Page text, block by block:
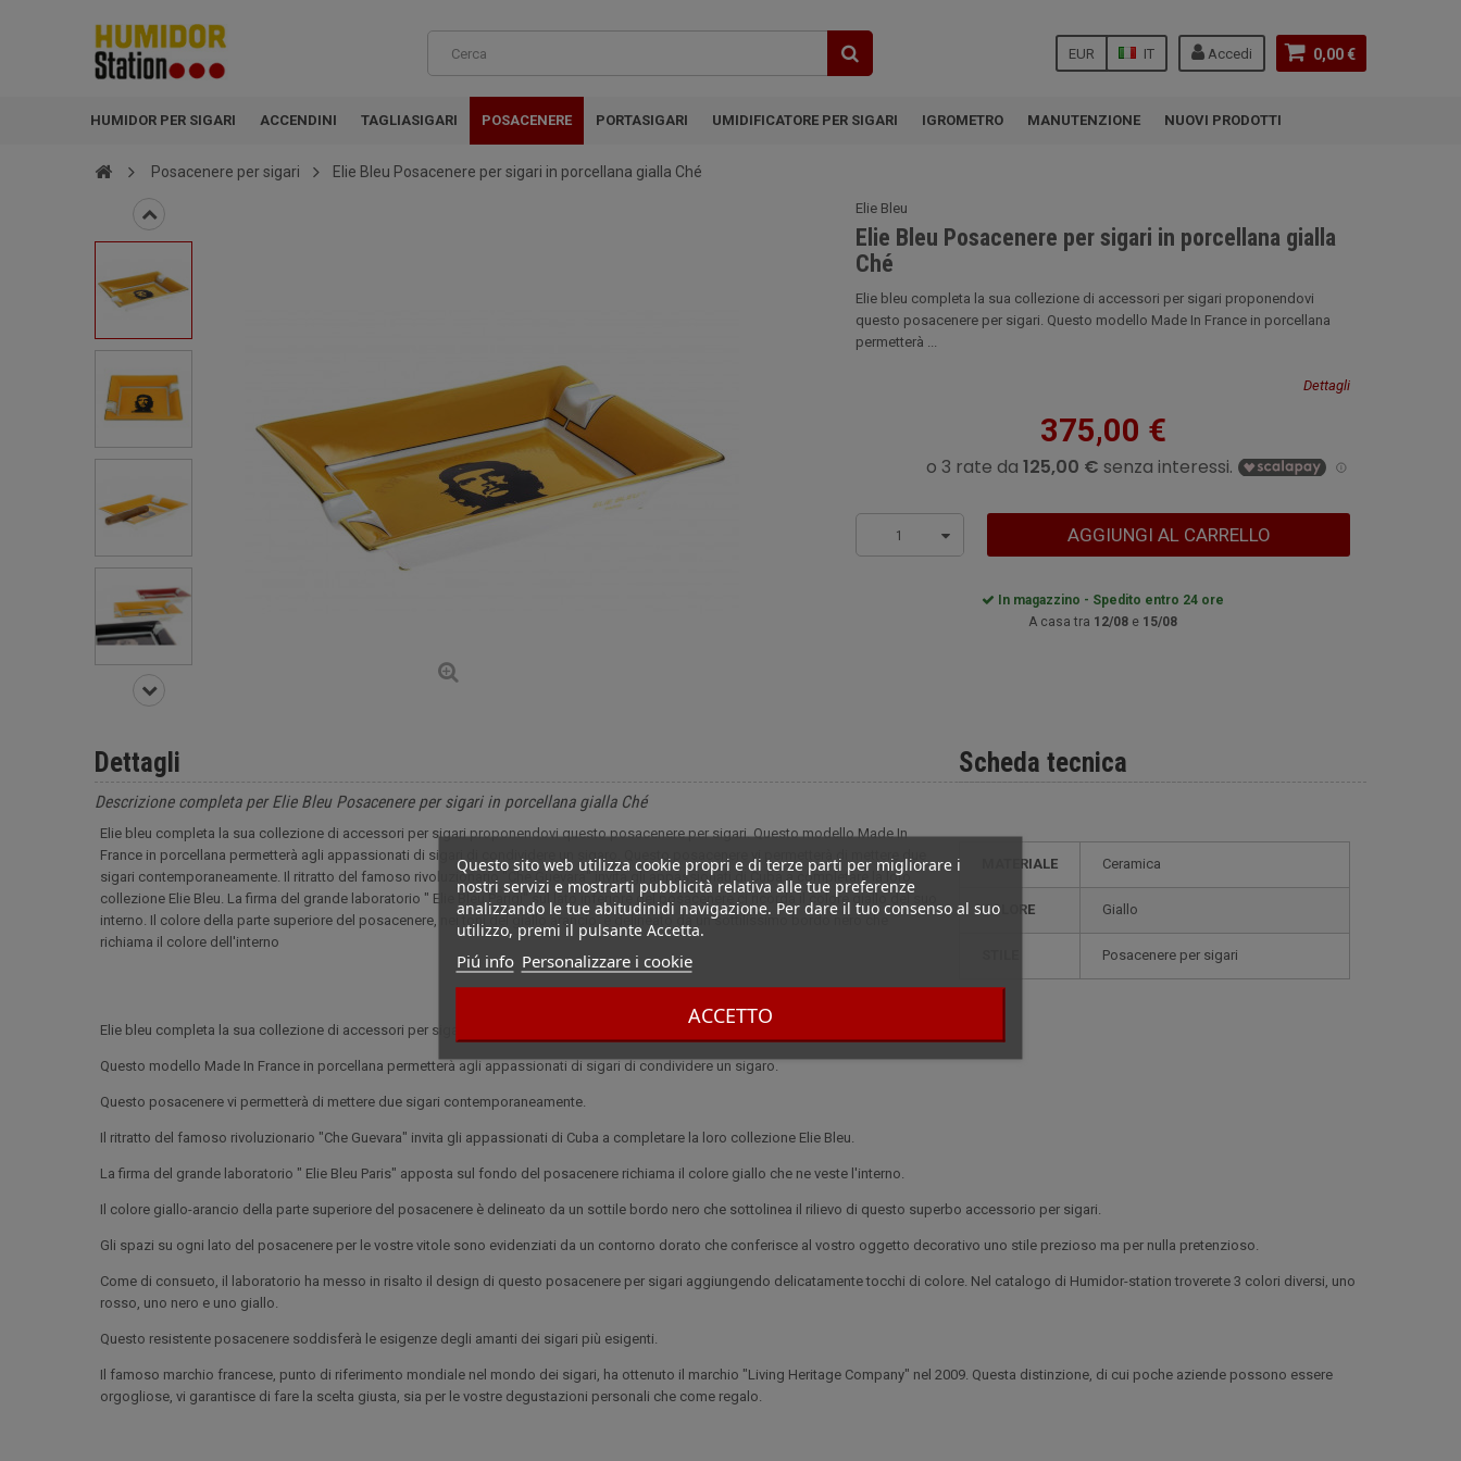
0,00 €
Accedi
IT
EUR
HUMIDOR PER SIGARI ACCENDINI TAGLIASIGARI POSACENERE PORTASIGARI UMIDIFICATORE PER SIGARI IGROMETRO MANUTENZIONE NUOVI PRODOTTI
Questo sito web utilizza cookie propri e di terze parti per migliorare i
nostri servizi e mostrarti pubblicità relativa alle tue preferenze
analizzando le tue abitudinidi navigazione. Per dare il tuo consenso al suo
utilizzo, premi il pulsante Accetta.
Piú info Personalizzare i cookie
ACCETTO
Posacenere per sigari Elie Bleu Posacenere per sigari in porcellana gialla Ché
Elie Bleu
Elie Bleu Posacenere per sigari in porcellana gialla
Ché
Elie bleu completa la sua collezione di accessori per sigari proponendovi
questo posacenere per sigari. Questo modello Made In France in porcellana
permetterà ...
Dettagli
375,00 €
1 AGGIUNGI AL CARRELLO
In magazzino - Spedito entro 24 ore
A casa tra 12/08 e 15/08
Scheda tecnica
MATERIALE Ceramica
COLORE Giallo
posacenere per sigari
Dettagli
Descrizione completa per Elie Bleu Posacenere per sigari in porcellana gialla Ché
Elie bleu completa la sua collezione di accessori per sigari proponendovi questo posacenere per sigari. Questo modello Made In
France in porcellana permetterà agli appassionati di sigari di condividere un sigaro. Questo posacenere vi permetterà di mettere due
sigari contemporaneamente. Il ritratto del famoso rivoluzionario "Che Guevara" invita gli appassionati di Cuba a completare la loro
collezione Elie Bleu. La firma del grande laboratorio " Elie Bleu Parigi" sul lato inferiore del posacenere ci ricorda il colore giallo del suo
interno. Il colore della parte superiore del posacenere, nei toni del giallo arancio, è delineato da un sottilissimo bordo nero che
richiama il colore dell'interno
Elie bleu completa la sua collezione di accessori per sigari proponendovi questo posacenere per sigari.
Questo modello Made In France in porcellana permetterà agli appassionati di sigari di condividere un sigaro.
Questo posacenere vi permetterà di mettere due sigari contemporaneamente.
Il ritratto del famoso rivoluzionario "Che Guevara" invita gli appassionati di Cuba a completare la loro collezione Elie Bleu.
La firma del grande laboratorio " Elie Bleu Paris" apposta sul fondo del posacenere richiama il colore giallo che ne veste l'interno.
Il colore giallo-arancio della parte superiore del posacenere è delineato da un sottile bordo nero che sottolinea il rilievo di questo superbo accessorio per sigari.
Gli spazi su ogni lato del posacenere per le vostre vitole sono evidenziati da un contorno dorato che conferisce al vostro oggetto decorativo uno stile prezioso ma per nulla pretenzioso.
Come di consueto, il laboratorio ha messo in risalto il design di questo posacenere per sigari aggiungendo delicatamente tocchi di colore. Nel catalogo di Humidor-station troverete 3 colori diversi, uno
rosso, uno nero e uno giallo.
Questo resistente posacenere soddisferà le esigenze degli amanti dei sigari più esigenti.
Il famoso marchio francese, punto di riferimento mondiale nel mondo dei sigari, ha ottenuto il marchio "Living Heritage Company" nel 2009. Questa distinzione, di cui poche aziende possono essere
orgogliose, vi garantisce di fare la scelta giusta, sia per le vostre degustazioni personali che come regalo.